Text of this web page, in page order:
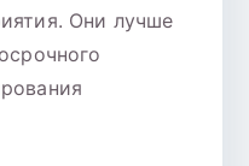
Они лучше